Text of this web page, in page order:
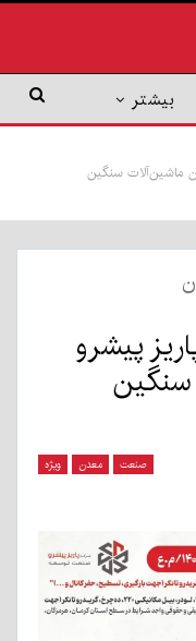
بیشتر
ماشین‌آلات سنگین
پیشرو
سنگین
صنعت معدن ویژه